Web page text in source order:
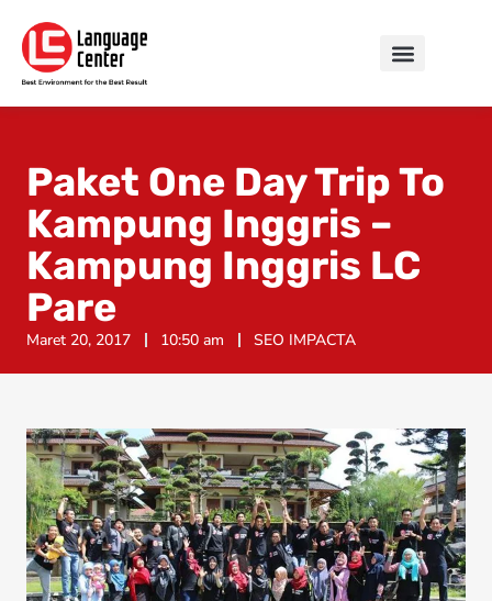
Paket One Day Trip To
Kampung Inggris –
Kampung Inggris LC
Pare
Maret 20, 2017 10:50 am SEO IMPACTA